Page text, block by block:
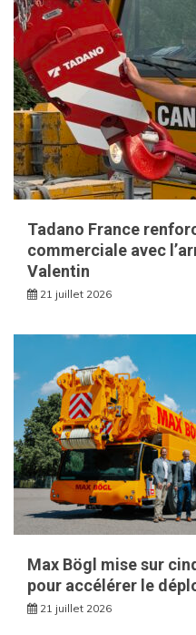
Tadano France
commerciale avec
Valentin
21 juillet 2026
Max Bögl mise sur
pour accélérer le
21 juillet 2026